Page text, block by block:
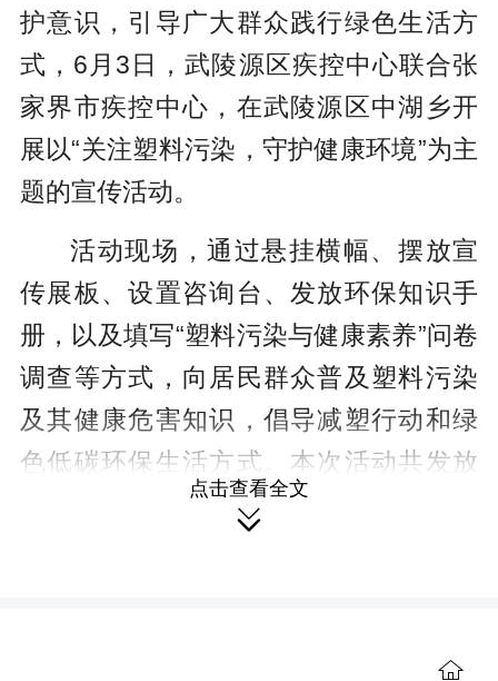
护意识，引导广大群众践行绿色生活方
式，6月3日，武陵源区疾控中心联合张
家界市疾控中心，在武陵源区中湖乡开
展以“关注塑料污染，守护健康环境”为主
题的宣传活动。
活动现场，通过悬挂横幅、摆放宣
传展板、设置咨询台、发放环保知识手
册，以及填写“塑料污染与健康素养”问卷
调查等方式，向居民群众普及塑料污染
及其健康危害知识，倡导减塑行动和绿
色低碳环保生活方式。本次活动共发放
宣传资料500余份、环保布袋100余份，
点击查看全文
